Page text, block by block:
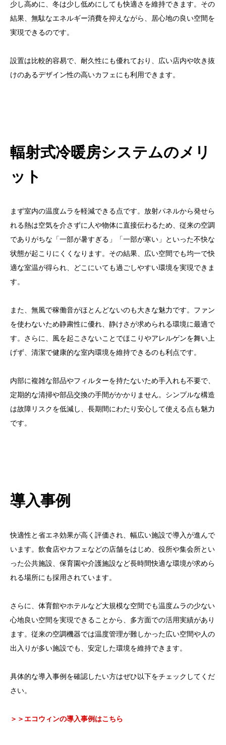
少し高めに、冬は少し低めにしても快適さを維持できます。その
結果、無駄なエネルギー消費を抑えながら、居心地の良い空間を
実現できるのです。
設置は比較的容易で、耐久性にも優れており、広い店内や吹き抜
けのあるデザイン性の高いカフェにも利用できます。
輻射式冷暖房システムのメリ
ット
まず室内の温度ムラを軽減できる点です。放射パネルから発せら
れる熱は空気を介さずに人や物体に直接伝わるため、従来の空調
でありがちな「一部が暑すぎる」「一部が寒い」といった不快な
状態が起こりにくくなります。その結果、広い空間でも均一で快
適な室温が得られ、どこにいても過ごしやすい環境を実現できま
す。
また、無風で稼働音がほとんどないのも大きな魅力です。ファン
を使わないため静粛性に優れ、静けさが求められる環境に最適で
す。さらに、風を起こさないことでほこりやアレルゲンを舞い上
げず、清潔で健康的な室内環境を維持できるのも利点です。
内部に複雑な部品やフィルターを持たないため手入れも不要で、
定期的な清掃や部品交換の手間がかかりません。シンプルな構造
は故障リスクを低減し、長期間にわたり安心して使える点も魅力
です。
導入事例
快適性と省エネ効果が高く評価され、幅広い施設で導入が進んで
います。飲食店やカフェなどの店舗をはじめ、役所や集会所とい
った公共施設、保育園や介護施設など長時間快適な環境が求めら
れる場所にも採用されています。
さらに、体育館やホテルなど大規模な空間でも温度ムラの少ない
心地良い空間を実現できることから、多方面での活用実績があり
ます。従来の空調機器では温度管理が難しかった広い空間や人の
出入りが多い施設でも、安定した環境を維持できます。
具体的な導入事例を確認したい方はぜひ以下をチェックしてくだ
さい。
＞＞エコウィンの導入事例はこちら